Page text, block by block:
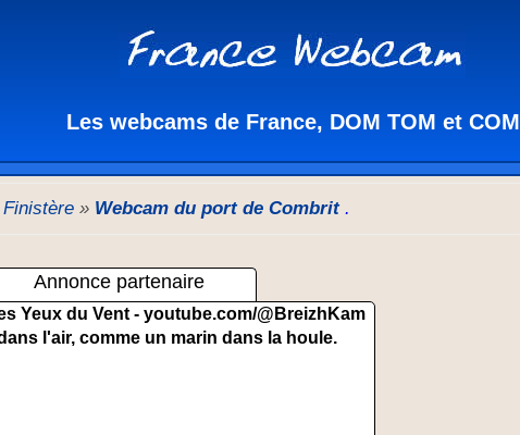
Les webcams de France, DOM TOM et COM
» Webcam du port de Combrit .
Annonce partenaire
Yeux du Vent - youtube.com/@BreizhKam
l'air, comme un marin dans la houle.